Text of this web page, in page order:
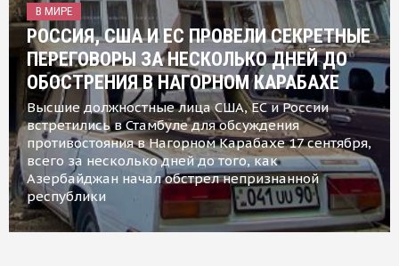
В МИРЕ
РОССИЯ, США И ЕС ПРОВЕЛИ СЕКРЕТНЫЕ
ПЕРЕГОВОРЫ ЗА НЕСКОЛЬКО ДНЕЙ ДО
ОБОСТРЕНИЯ В НАГОРНОМ КАРАБАХЕ
Высшие должностные лица США, ЕС и России
встретились в Стамбуле для обсуждения
противостояния в Нагорном Карабахе 17 сентября,
всего за несколько дней до того, как
Азербайджан начал обстрел непризнанной
республики